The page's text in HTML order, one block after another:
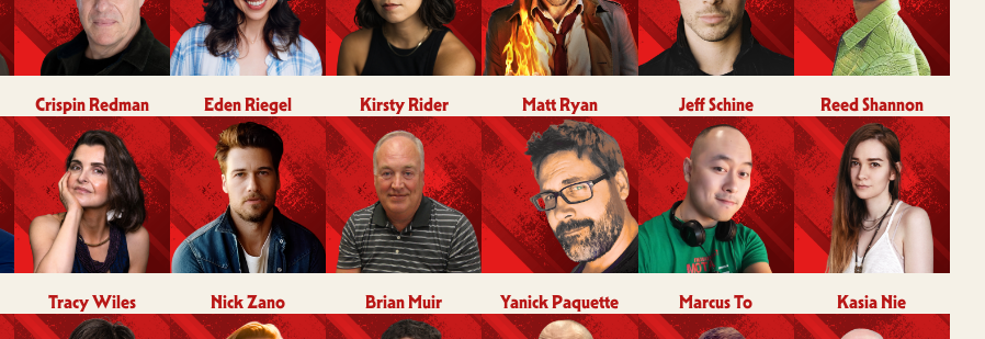
Crispin Redman Eden Riegel Kirsty Rider Matt Ryan Jeff Schine Reed Shannon
Tracy Wiles Nick Zano Brian Muir Yanick Paquette Marcus To Kasia Nie